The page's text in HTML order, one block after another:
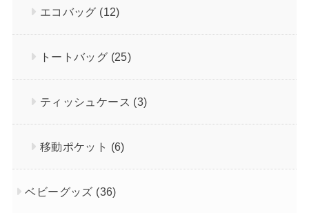
エコバッグ (12)
トートバッグ (25)
ティッシュケース (3)
移動ポケット (6)
ベビーグッズ (36)